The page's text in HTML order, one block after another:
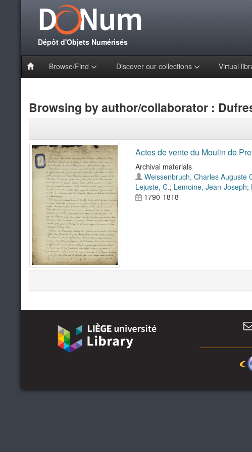
Dépôt d'Objets Numérisés
Browse/Find Discover our collections Virtual
Browsing by author/collaborator :
Actes de vente du Moulin de
Archival materials
Weissenbruch, Charles Auguste
Lejuste, C.; Lemoine, Jean-Joseph;
1790-1818